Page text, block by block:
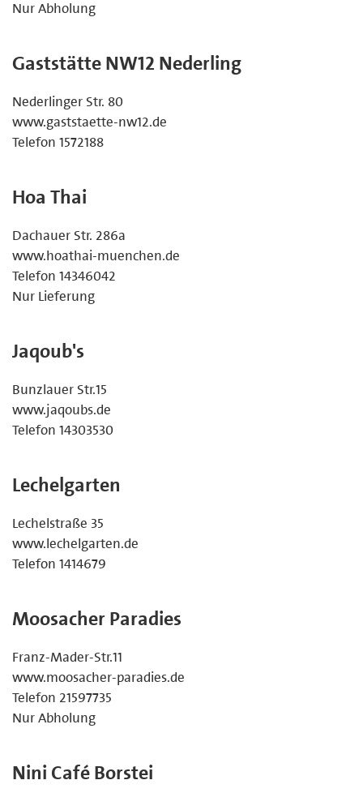
Nur Abholung
Gaststätte NW12 Nederling
Nederlinger Str. 80
www.gaststaette-nw12.de
Telefon 1572188
Hoa Thai
Dachauer Str. 286a
www.hoathai-muenchen.de
Telefon 14346042
Nur Lieferung
Jaqoub's
Bunzlauer Str.15
www.jaqoubs.de
Telefon 14303530
Lechelgarten
Lechelstraße 35
www.lechelgarten.de
Telefon 1414679
Moosacher Paradies
Franz-Mader-Str.11
www.moosacher-paradies.de
Telefon 21597735
Nur Abholung
Nini Café Borstei